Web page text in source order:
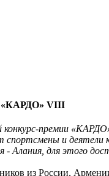
«КАРДО» VIII
премии
и
для этого
из России,